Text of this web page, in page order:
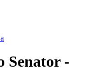
Senator -